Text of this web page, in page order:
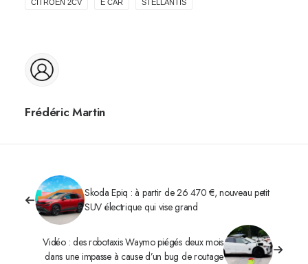
CITROËN 2CV E CAR STELLANTIS
Frédéric Martin
Skoda Epiq : à partir de 26 470 €, nouveau petit
SUV électrique qui vise grand
Vidéo : des robotaxis Waymo piégés deux mois
dans une impasse à cause d’un bug de routage